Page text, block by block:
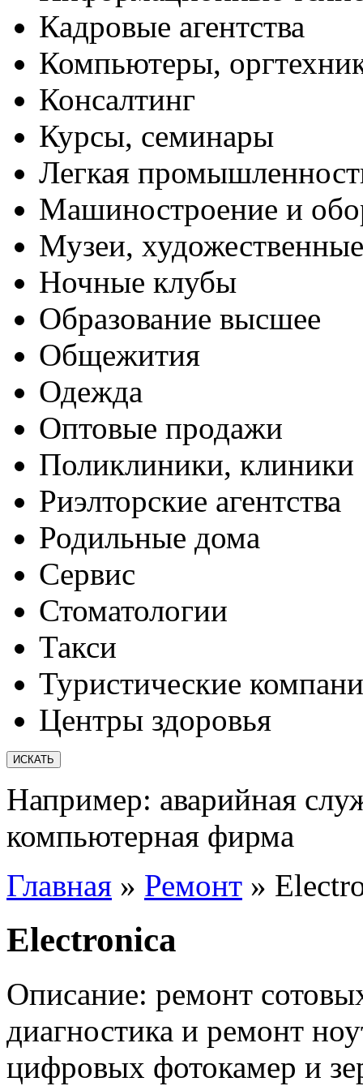
Кадровые агентства
Компьютеры,
Консалтинг
Курсы, семинары
Легкая
Машиностроение и
Музеи,
Ночные клубы
Образование высшее
Общежития
Одежда
Оптовые продажи
Поликлиники, клиники
Риэлторские агентства
Родильные дома
Сервис
Стоматологии
Такси
Туристические
Центры здоровья
Например: аварийная
компьютерная фирма
Главная » Ремонт »
Electronica
Описание: ремонт
диагностика и ремонт
цифровых фотокамер и